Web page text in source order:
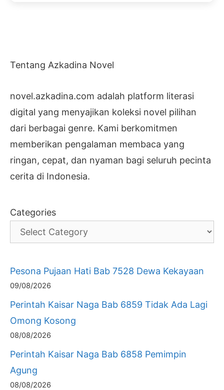
Tentang Azkadina Novel
novel.azkadina.com adalah platform literasi
digital yang menyajikan koleksi novel pilihan
dari berbagai genre. Kami berkomitmen
memberikan pengalaman membaca yang
ringan, cepat, dan nyaman bagi seluruh pecinta
cerita di Indonesia.
Categories
Pesona Pujaan Hati Bab 7528 Dewa Kekayaan
09/08/2026
Perintah Kaisar Naga Bab 6859 Tidak Ada Lagi
Omong Kosong
08/08/2026
Perintah Kaisar Naga Bab 6858 Pemimpin
Agung
08/08/2026